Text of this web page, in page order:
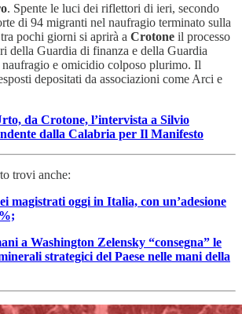
. Spente le luci dei riflettori di ieri, secondo
di 94 migranti nel naufragio terminato sulla
pochi giorni si aprirà a Crotone il processo
della Guardia di finanza e della Guardia
e omicidio colposo plurimo. Il
depositati da associazioni come Arci e
da Crotone, l’intervista a Silvio
dalla Calabria per Il Manifesto
trovi anche:
magistrati oggi in Italia, con un’adesione
a Washington Zelensky “consegna” le
strategici del Paese nelle mani della